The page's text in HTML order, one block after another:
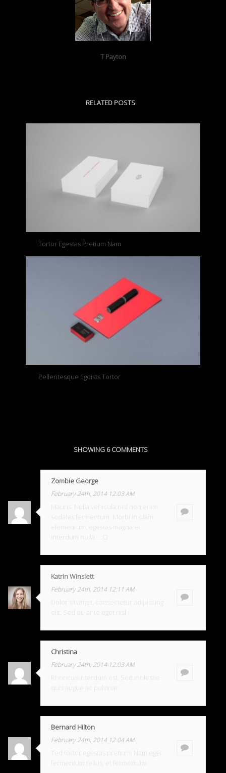
T Payton
RELATED POSTS
Tortor Egestas Pretium Nam
Pellentesque Egoists Tortor
SHOWING 6 COMMENTS
Zombie George
February 24th, 2014 12:03 AM
Mauris. Nulla vehicula nisl non enim
sodales fermentum. Morbi in diam
elementum, egestas magna et,
interdum nulla… :O
Katrin Winslett
February 24th, 2014 12:11 AM
Dolor sit amet, consectetur adipiscing
Christina
February 24th, 2014 12:03 AM
Rhoncus interdum est. Sed molestie
Bernard Hilton
February 24th, 2014 12:04 AM
Ted tortor egestas pretium. Nam eget
fermentum tellus, et fermentum.